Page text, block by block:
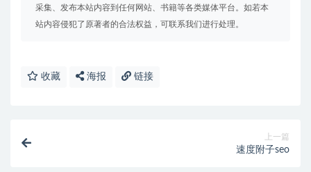
采集、发布本站内容到任何网站、书籍等各类媒体平台。如若本
站内容侵犯了原著者的合法权益，可联系我们进行处理。
收藏 海报 链接
上一篇
速度附子seo